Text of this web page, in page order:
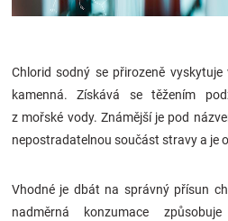
oblečení
Novinky
Chlorid sodný se přirozeně
kamenná. Získává se těžením
z mořské vody. Známější je pod
nepostradatelnou součást stravy a je
Vhodné je dbát na správný přísun
nadměrná konzumace